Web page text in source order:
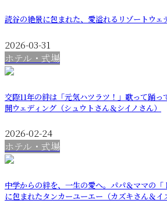
読谷の絶景に包まれた、愛溢れるリゾートウェ
2026-03-31
ホテル・式場
交際11年の絆は「元気ハツラツ！」歌って踊
開ウェディング（シュウトさん＆シイノさん）
2026-02-24
ホテル・式場
中学からの絆を、一生の愛へ。パパ＆ママの
に包まれたタンカーユーエー（カズキさん＆イ